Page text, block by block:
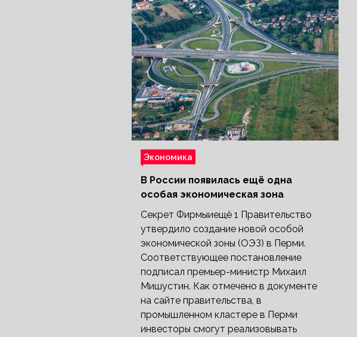
Экономика
В России появилась ещё одна
особая экономическая зона
Секрет Фирмыиещё 1 Правительство
утвердило создание новой особой
экономической зоны (ОЭЗ) в Перми.
Соответствующее постановление
подписал премьер-министр Михаил
Мишустин. Как отмечено в документе
на сайте правительства, в
промышленном кластере в Перми
инвесторы смогут реализовывать